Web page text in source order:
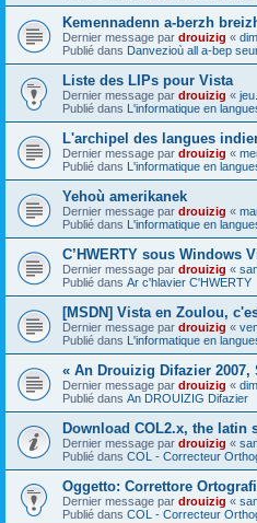
Kemennadenn a-berzh
Dernier message par drouizig «
Publié dans Danvezioù all a-bep
Liste des LIPs pour Vista
Dernier message par drouizig «
Publié dans L'informatique en
L'archipel des langues
Dernier message par drouizig «
Publié dans L'informatique en
Yehoù amerikanek
Dernier message par drouizig «
Publié dans L'informatique en
C’HWERTY sous Windows
Dernier message par drouizig «
Publié dans Ar c'hlavier C'HWERTY
[MSDN] Vista en Zoulou,
Dernier message par drouizig «
Publié dans L'informatique en
« An Drouizig Difazier 2007,
Dernier message par drouizig «
Publié dans An DROUIZIG Difazier
Download COL2.x, the latin
Dernier message par drouizig «
Publié dans COL - Correcteur
Oggetto: Correttore
Dernier message par drouizig «
Publié dans COL - Correcteur